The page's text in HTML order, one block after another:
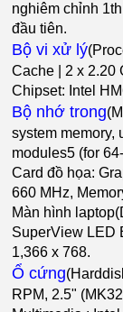
nghiêm chỉnh
đầu tiên.
Bộ vi xử lý
Cache | 2 x 2.20
Chipset: Intel
Bộ nhớ trong
system memory,
modules5 (for
Card đồ họa:
660 MHz,
Màn hình
SuperView LED
1,366 x 768.
Ổ cứng
RPM, 2.5"